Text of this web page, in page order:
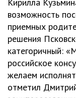
возможность
приемных
решения
категоричный:
российское
желаем
отметил